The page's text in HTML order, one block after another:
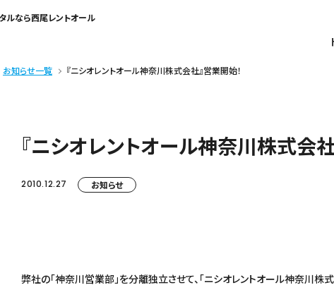
ルなら西尾レントオール
お知らせ一覧 『ニシオレントオール神奈川株式会社』営業開始！
『ニシオレントオール神奈川株式会社
2010.12.27 お知らせ
弊社の「神奈川営業部」を分離独立させて、「ニシオレントオール神奈川株式